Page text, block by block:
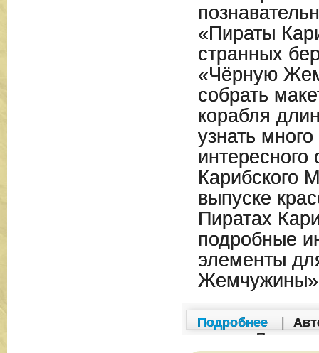
«Пираты
странных
«Чёрную
собрать
корабля
узнать
интересного
Карибского
выпуске
Пиратах
подробные
элементы
Подробнее